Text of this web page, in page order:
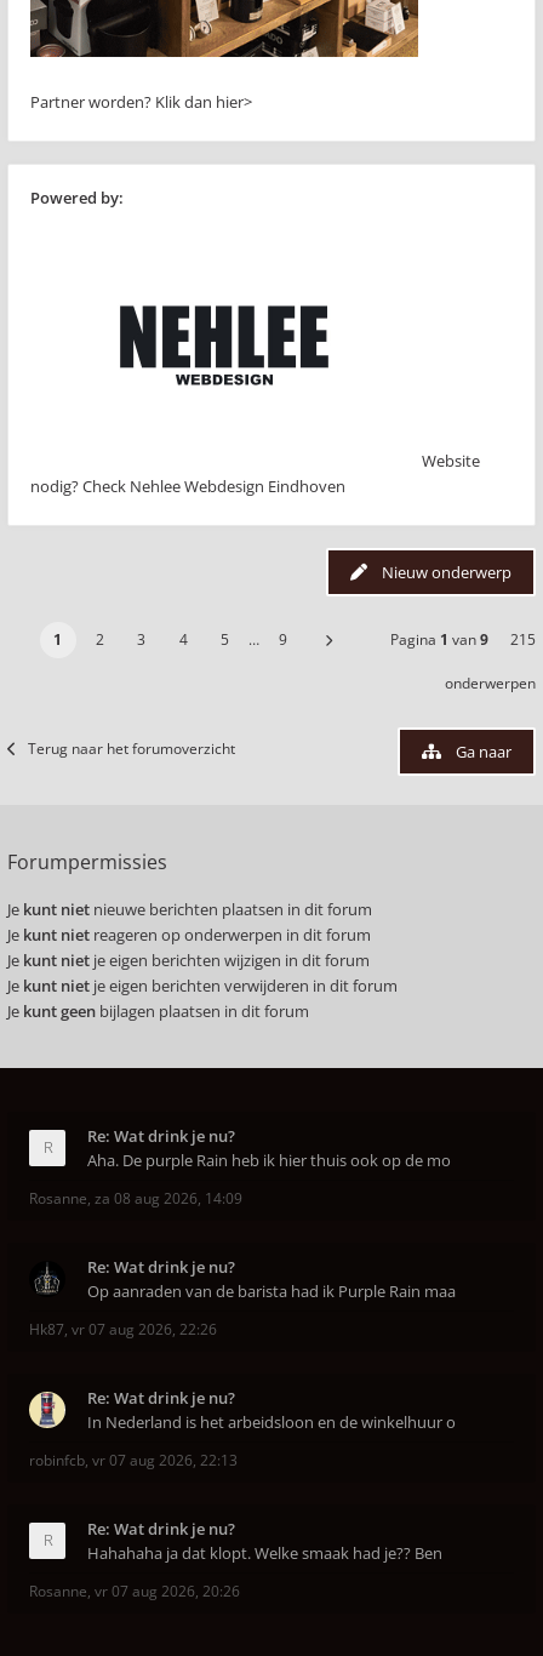
Partner worden? Klik dan hier>
Powered by:
Website
nodig? Check Nehlee Webdesign Eindhoven
Nieuw onderwerp
1 2 3 4 5 … 9 Pagina 1 van9 215
onderwerpen
Terug naar het forumoverzicht Ga naar
Forumpermissies
Je kunt niet nieuwe berichten plaatsen in dit forum
Je kunt niet reageren op onderwerpen in dit forum
Je kunt niet je eigen berichten wijzigen in dit forum
Je kunt niet je eigen berichten verwijderen in dit forum
Je kunt geen bijlagen plaatsen in dit forum
Re: Wat drink je nu?
Aha. De purple Rain heb ik hier thuis ook op de mo
Rosanne, za 08 aug 2026, 14:09
Re: Wat drink je nu?
Op aanraden van de barista had ik Purple Rain maa
Hk87, vr 07 aug 2026, 22:26
Re: Wat drink je nu?
In Nederland is het arbeidsloon en de winkelhuur o
robinfcb, vr 07 aug 2026, 22:13
Re: Wat drink je nu?
Hahahaha ja dat klopt. Welke smaak had je?? Ben
Rosanne, vr 07 aug 2026, 20:26